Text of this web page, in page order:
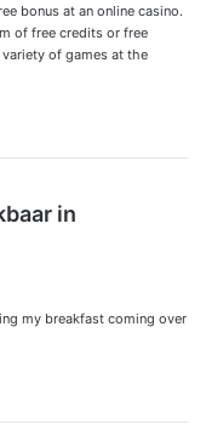
bonus at an online casino.
of free credits or free
of games at the
in
my breakfast coming over